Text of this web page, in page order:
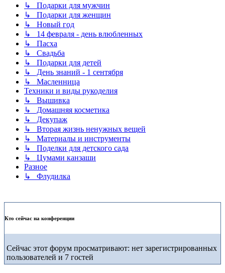
↳ Подарки для мужчин
↳ Подарки для женщин
↳ Новый год
↳ 14 февраля - день влюбленных
↳ Пасха
↳ Свадьба
↳ Подарки для детей
↳ День знаний - 1 сентября
↳ Масленница
Техники и виды рукоделия
↳ Вышивка
↳ Домашняя косметика
↳ Декупаж
↳ Вторая жизнь ненужных вещей
↳ Материалы и инструменты
↳ Поделки для детского сада
↳ Цумами канзаши
Разное
↳ Флудилка
Кто сейчас на конференции
Сейчас этот форум просматривают: нет зарегистрированных
пользователей и 7 гостей